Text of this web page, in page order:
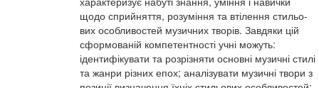
щодо сприйняття, розуміння та втілення стильо-
вих особливостей музичних творів. Завдяки цій
сформованій компетентності учні можуть:
ідентифікувати та розрізняти основні музичні стилі
та жанри різних епох; аналізувати музичні твори з